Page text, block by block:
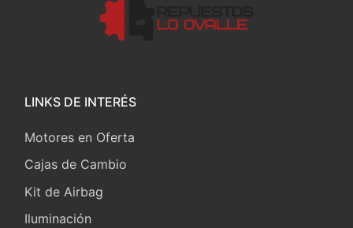
LINKS DE INTERÉS
Motores en Oferta
Cajas de Cambio
Kit de Airbag
Iluminación